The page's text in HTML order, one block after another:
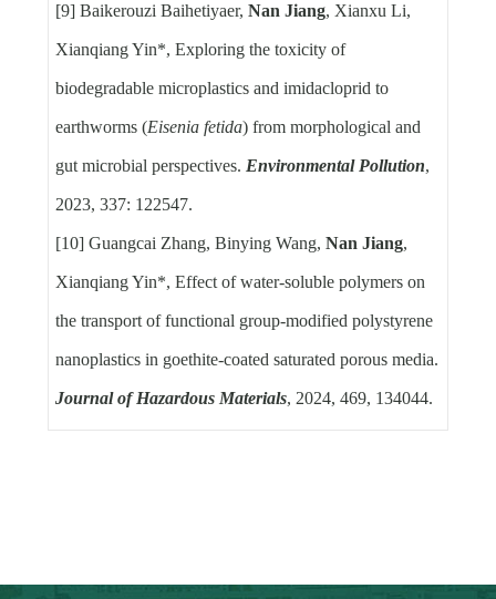
[9] Baikerouzi Baihetiyaer, Nan Jiang, Xianxu Li,
Xianqiang Yin*, Exploring the toxicity of
biodegradable microplastics and imidacloprid to
earthworms (Eisenia fetida) from morphological and
gut microbial perspectives. Environmental Pollution,
2023, 337: 122547.
[10] Guangcai Zhang, Binying Wang, Nan Jiang,
Xianqiang Yin*, Effect of water-soluble polymers on
the transport of functional group-modified polystyrene
nanoplastics in goethite-coated saturated porous media.
Journal of Hazardous Materials, 2024, 469, 134044.